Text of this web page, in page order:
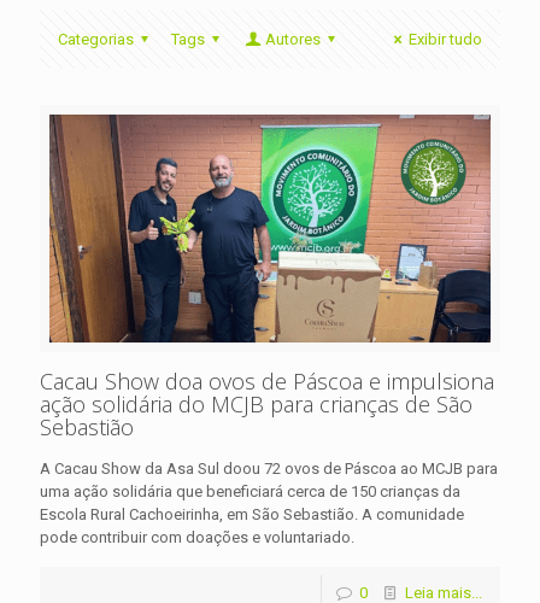
Categorias Tags Autores Exibir tudo
Cacau Show doa ovos de Páscoa e impulsiona
ação solidária do MCJB para crianças de São
Sebastião
A Cacau Show da Asa Sul doou 72 ovos de Páscoa ao MCJB para
uma ação solidária que beneficiará cerca de 150 crianças da
Escola Rural Cachoeirinha, em São Sebastião. A comunidade
pode contribuir com doações e voluntariado.
0 Leia mais...